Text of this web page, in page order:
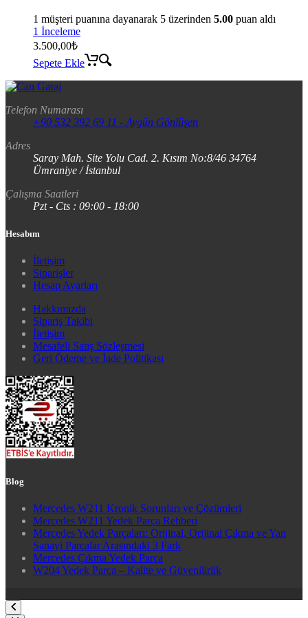
1 müşteri puanına dayanarak 5 üzerinden 5.00 puan aldı
1 İnceleme
3.500,00₺
Sepete Ekle
Telefon Numarası
+90 532 392 69 11 - Aygün Gönlüşen
Adres
Saray Mah. Site Yolu Cad. 2. Kısım No:8/46 34764
Ümraniye / İstanbul
Çalışma Saatleri
Pzt - Cts : 09:00 - 18:00
Hesabım
İletişim
Siparişler
Hesap Ayarları
Hakkımızda
Sipariş Takibi
İletişim
Mesafeli Satış Sözleşmesi
Geri Ödeme ve İade Politikası
Blog
Mercedes W211 Kronik Sorunları ve Çözümleri
Mercedes W211 Yedek Parça Rehberi
Mercedes Yedek Parçaları: Orijinal, Orijinal Çıkma ve Yan
Sanayi Parçalar Arasındaki 3 Fark
Mercedes Çıkma Yedek Parça
W204 Yedek Parça – Kalite ve Güvenilirlik